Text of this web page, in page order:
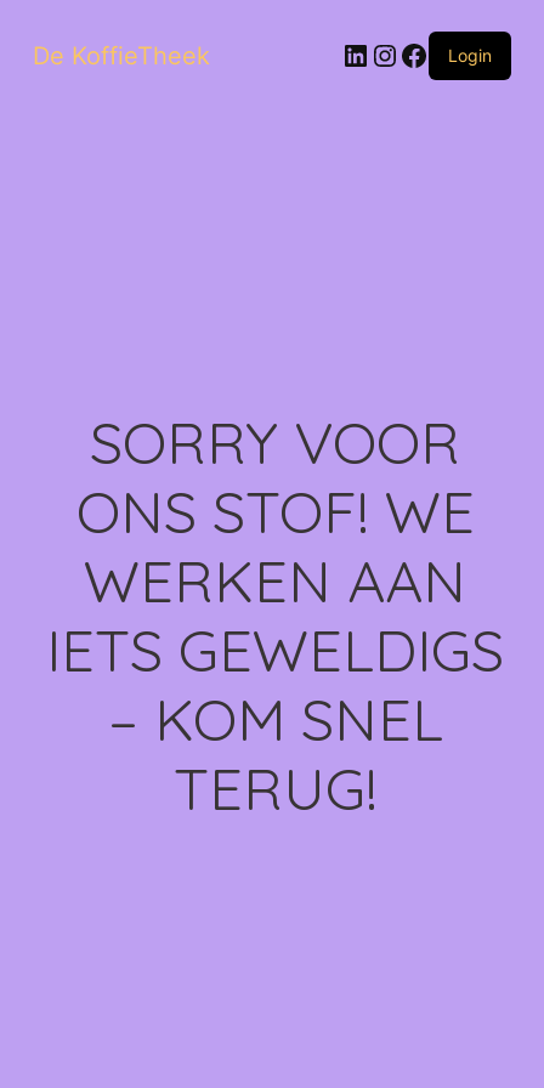
De KoffieTheek LinkedIn
Instagram
Facebook
Login
SORRY VOOR
ONS STOF! WE
WERKEN AAN
IETS GEWELDIGS
– KOM SNEL
TERUG!